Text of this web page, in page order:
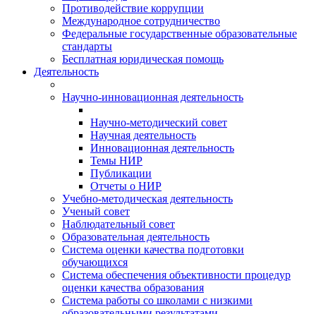
Противодействие коррупции
Международное сотрудничество
Федеральные государственные образовательные
стандарты
Бесплатная юридическая помощь
Деятельность
Научно-инновационная деятельность
Научно-методический совет
Научная деятельность
Инновационная деятельность
Темы НИР
Публикации
Отчеты о НИР
Учебно-методическая деятельность
Ученый совет
Наблюдательный совет
Образовательная деятельность
Система оценки качества подготовки
обучающихся
Система обеспечения объективности процедур
оценки качества образования
Система работы со школами с низкими